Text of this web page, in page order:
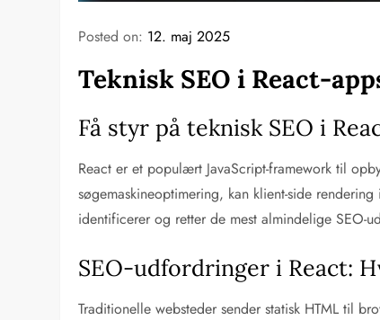
Posted on: 12. maj 2025
Teknisk SEO i React-
Få styr på teknisk SEO i
React er et populært JavaScript-framework til
søgemaskineoptimering, kan klient-side
identificerer og retter de mest almindelige SEO-
SEO-udfordringer i React:
Traditionelle websteder sender statisk HTML til